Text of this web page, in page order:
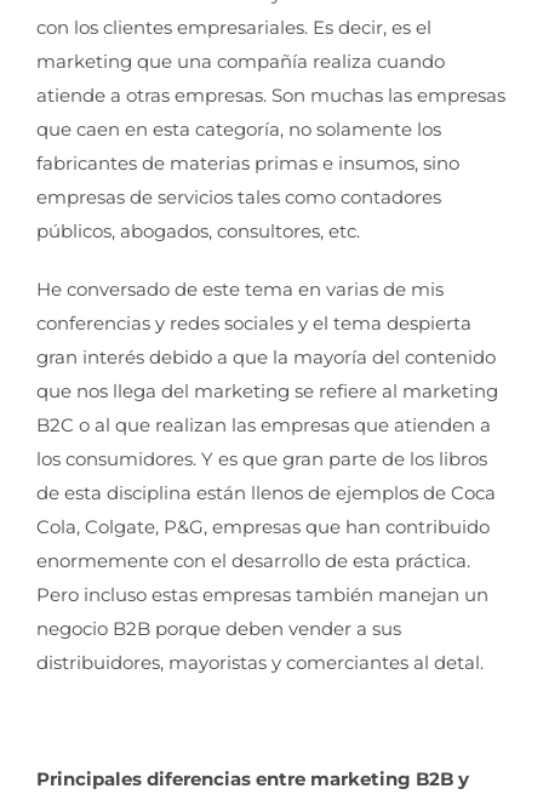
con los clientes empresariales. Es decir, es el
marketing que una compañía realiza cuando
atiende a otras empresas. Son muchas las empresas
que caen en esta categoría, no solamente los
fabricantes de materias primas e insumos, sino
empresas de servicios tales como contadores
públicos, abogados, consultores, etc.
He conversado de este tema en varias de mis
conferencias y redes sociales y el tema despierta
gran interés debido a que la mayoría del contenido
que nos llega del marketing se refiere al marketing
B2C o al que realizan las empresas que atienden a
los consumidores. Y es que gran parte de los libros
de esta disciplina están llenos de ejemplos de Coca
Cola, Colgate, P&G, empresas que han contribuido
enormemente con el desarrollo de esta práctica.
Pero incluso estas empresas también manejan un
negocio B2B porque deben vender a sus
distribuidores, mayoristas y comerciantes al detal.
Principales diferencias entre marketing B2B y